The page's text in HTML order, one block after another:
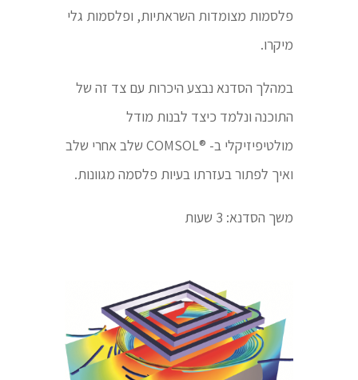
פלסמות מצומדות השראתיות, ופלסמות גלי
מיקרו.
במהלך הסדנא נבצע היכרות עם צד זה של
התוכנה ונלמד כיצד לבנות מודל
מולטיפיזיקלי ב- ®COMSOL שלב אחרי שלב
ואיך לפתור בעזרתו בעיות פלסמה מגוונות.
משך הסדנא: 3 שעות